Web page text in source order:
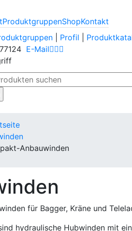
ProduktgruppenShopKontakt
Profil
E-Mail
Anbauwinden
für Bagger, Kräne und
hydraulische Hubwinden mit